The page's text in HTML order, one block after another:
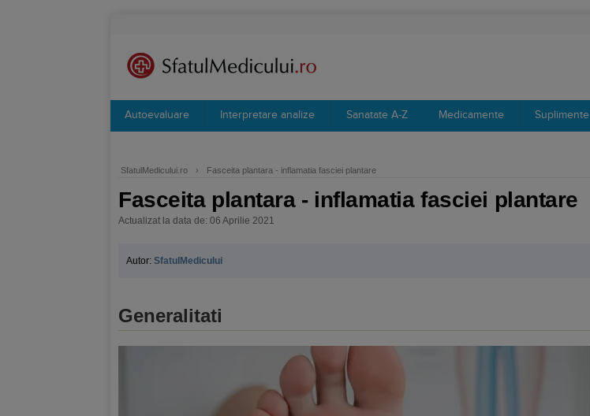
Autoevaluare Interpretare analize Sanatate A-Z Medicamente Suplimente
SfatulMedicului.ro › Fasceita plantara - inflamatia fasciei plantare
Fasceita plantara - inflamatia fasciei plantare
Actualizat la data de: 06 Aprilie 2021
Autor: SfatulMedicului
Generalitati